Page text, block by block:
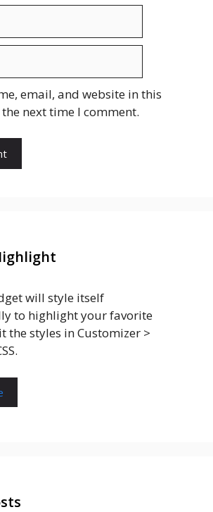
email, and website in this
next time I comment.
will style itself
to highlight your favorite
the styles in Customizer >